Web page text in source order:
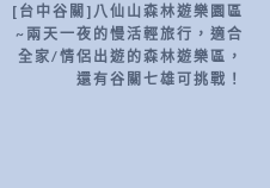
[台中谷關]八仙山森林遊樂園區
~兩天一夜的慢活輕旅行，適合
全家/情侶出遊的森林遊樂區，
還有谷關七雄可挑戰！